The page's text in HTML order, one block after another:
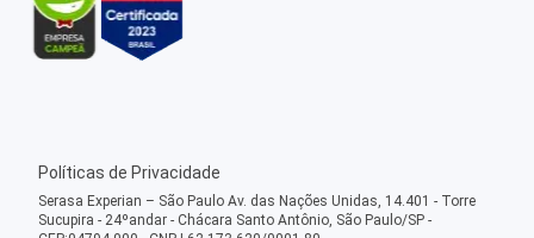
Políticas de Privacidade
Serasa Experian – São Paulo Av. das Nações Unidas, 14.401 - Torre
Sucupira - 24ºandar - Chácara Santo Antônio, São Paulo/SP -